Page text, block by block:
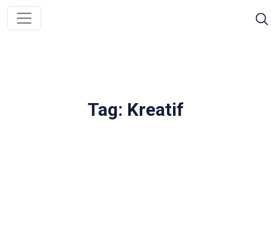
Tag: Kreatif